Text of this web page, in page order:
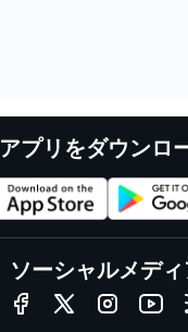
アプリをダウンロ
ソーシャルメデ